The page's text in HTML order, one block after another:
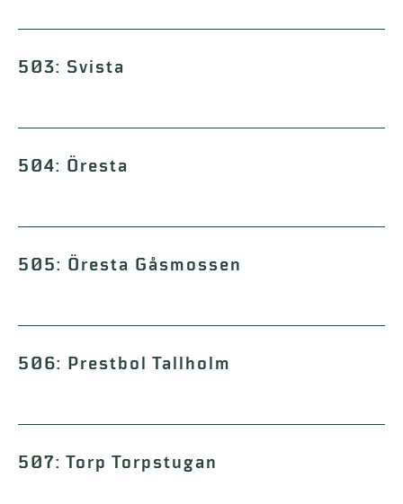
503: Svista
504: Öresta
505: Öresta Gåsmossen
506: Prestbol Tallholm
507: Torp Torpstugan